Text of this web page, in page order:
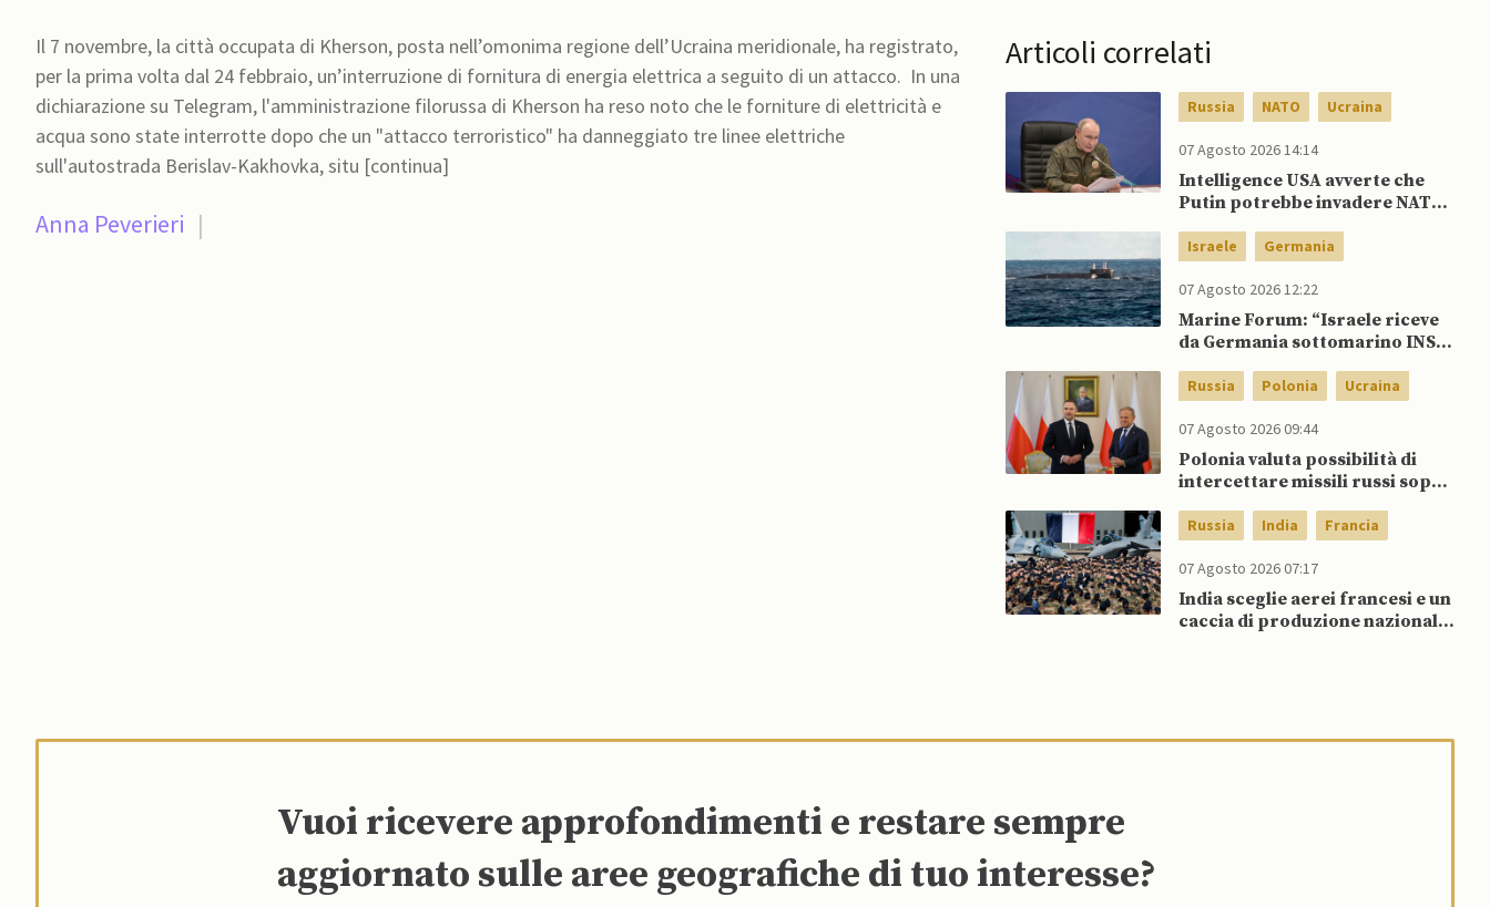
Il 7 novembre, la città occupata di Kherson, posta nell’omonima regione dell’Ucraina meridionale, ha registrato,
per la prima volta dal 24 febbraio, un’interruzione di fornitura di energia elettrica a seguito di un attacco. In una
dichiarazione su Telegram, l'amministrazione filorussa di Kherson ha reso noto che le forniture di elettricità e
acqua sono state interrotte dopo che un "attacco terroristico" ha danneggiato tre linee elettriche
sull'autostrada Berislav-Kakhovka, situ [continua]
Anna Peverieri |
Articoli correlati
Russia NATO Ucraina
07 Agosto 2026 14:14
Intelligence USA avverte che
Putin potrebbe invadere NATO
Ucraina
Israele Germania
07 Agosto 2026 12:22
Marine Forum: “Israele riceve
da Germania sottomarino INS
Russia Polonia Ucraina
07 Agosto 2026 09:44
Polonia valuta possibilità di
intercettare missili russi sopra
aereo NATO
Russia India Francia
07 Agosto 2026 07:17
India sceglie aerei francesi e un
caccia di produzione nazionale,
Vuoi ricevere approfondimenti e restare sempre
aggiornato sulle aree geografiche di tuo interesse?